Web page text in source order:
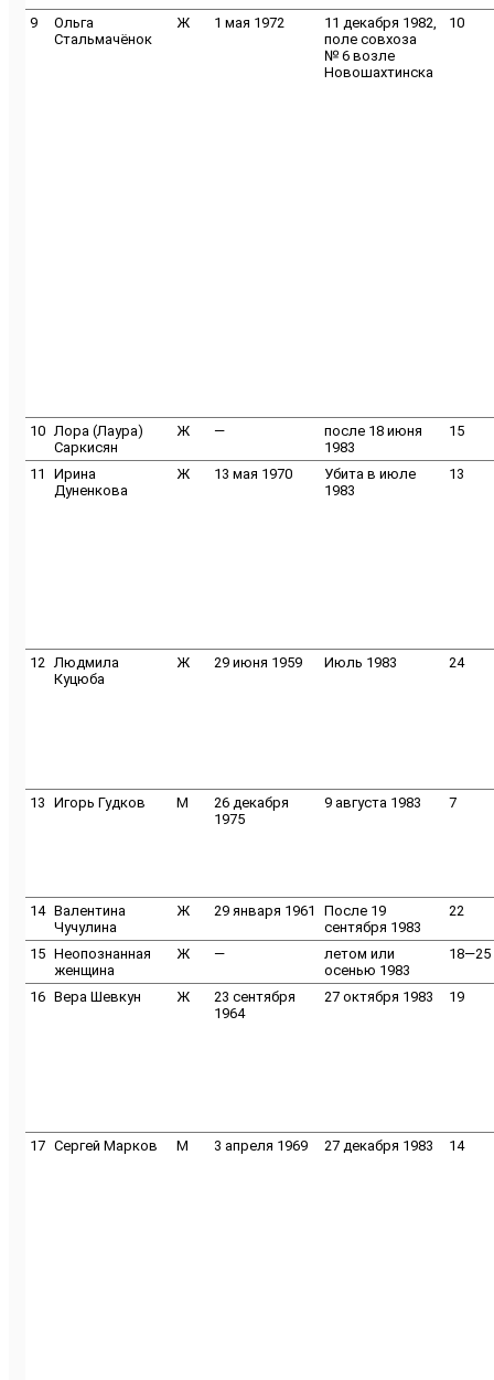
9
Ольга
Стальмачёнок
Ж 1 мая 1972
11 декабря 1982,
поле совхоза
№ 6 возле
Новошахтинска
10
10 Лора (Лаура)
Саркисян
Ж —
после 18 июня
1983
15
11
Ирина
Дуненкова
Ж 13 мая 1970
Убита в июле
1983
13
12 Людмила
Куцюба
Ж 29 июня 1959 Июль 1983 24
13 Игорь Гудков M
26 декабря
1975
9 августа 1983 7
14 Валентина
Чучулина
Ж 29 января 1961
После 19
сентября 1983
22
15 Неопознанная
женщина
Ж —
летом или
осенью 1983
18—25
16 Вера Шевкун Ж
23 сентября
1964
27 октября 1983 19
17 Сергей Марков M 3 апреля 1969 27 декабря 1983 14